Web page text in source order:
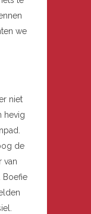
we
niet
hevig
de
van
Boefie